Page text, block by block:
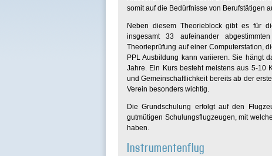
somit auf die Bedürfnisse von Berufstätigen
Neben diesem Theorieblock gibt es für
insgesamt 33 aufeinander
Theorieprüfung auf einer Computerstation,
PPL Ausbildung kann variieren. Sie hängt
Jahre. Ein Kurs besteht meistens aus 5-10
und Gemeinschaftlichkeit bereits ab der
Verein besonders wichtig.
Die Grundschulung erfolgt auf den
gutmütigen Schulungsflugzeugen, mit
haben.
Instrumentenflug